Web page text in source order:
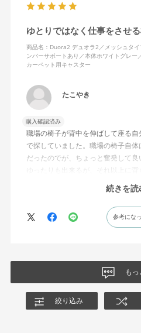
の夏の暑さを考えてメッシュを選
ープグリーンも爽やかさを感じさせ
シンプルで機能性の高いバランス
レストにもたれかかるような使い方
ゆとりではなく仕事をさせ
商品名：Duora2 デュオラ2／メッシュタ
ンバーサポートあり／本体ホワイトグレー
カーペット用キャスター
たこやき
購入確認済み
職場の椅子が背中を伸ばして座る
で探していました。職場の椅子自
だったのでが、ちょっと奮発して良
ゆったりも出来るが、それ以上に
ポートを突き出したり出来るので
が入っていて仕事をするにはすごく
続きを読
参考にな
も
絞り込み